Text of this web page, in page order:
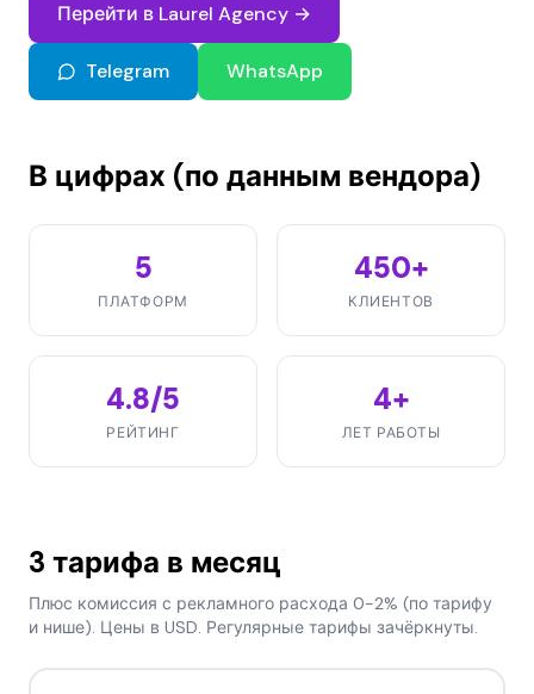
Перейти в Laurel Agency →
Telegram WhatsApp
В цифрах (по данным вендора)
5
ПЛАТФОРМ
450+
КЛИЕНТОВ
4.8/5
РЕЙТИНГ
4+
ЛЕТ РАБОТЫ
3 тарифа в месяц
Плюс комиссия с рекламного расхода 0-2% (по тарифу
и нише). Цены в USD. Регулярные тарифы зачёркнуты.